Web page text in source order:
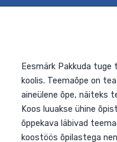
korraldada, lähtudes
nüüdisaegsest